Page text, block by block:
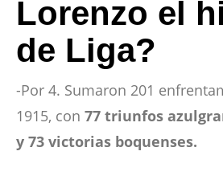
Lorenzo el
de Liga?
-Por 4. Sumaron 201
1915, con 77 triunfos
y 73 victorias boquenses.